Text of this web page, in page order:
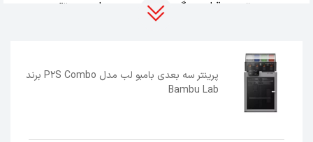
مورد توجه قرار می‌گیرد. این پرینتر با جرم تقریبی
ابعاد خارجی دستگاه شامل طول
(18.8 اینچ)
، عرض406 میلی‌متر (16.0 اینچ)
و ارتفاع
392 میلی‌متر (15.4 اینچ)
را قادر می‌سازد تا در محیط‌های کاری متنوع، از
پرینتر سه بعدی بامبو لب مدل P2S Combo برند
Bambu Lab